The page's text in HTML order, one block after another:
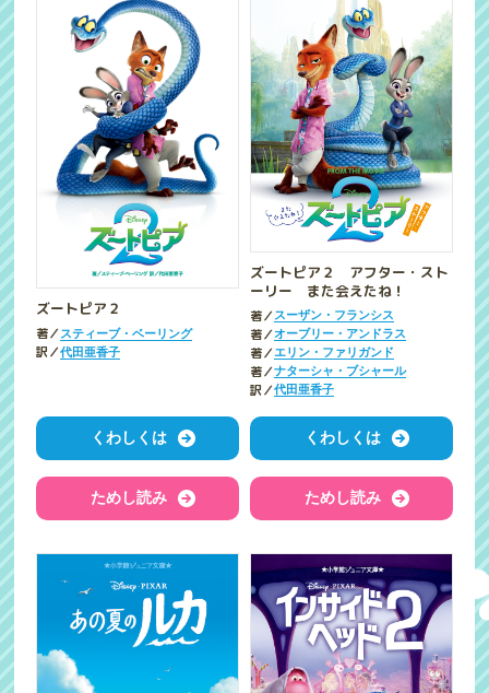
ズートピア２
著／スティーブ・ベーリング
訳／代田亜香子
くわしくは
ためし読み
ズートピア２ アフター・スト
ーリー また会えたね！
著／スーザン・フランシス
著／オーブリー・アンドラス
著／エリン・ファリガンド
著／ナターシャ・ブシャール
訳／代田亜香子
くわしくは
ためし読み